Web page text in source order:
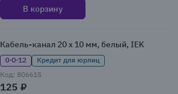
В корзину
Кабель-канал 20 x 10 мм, белый, IEK
0·0·12
Кредит для юрлиц
Код: 806615
125 ₽